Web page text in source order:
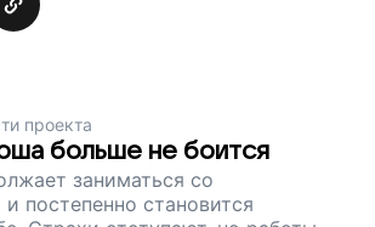
проекта
больше не боится
заниматься со
постепенно становится